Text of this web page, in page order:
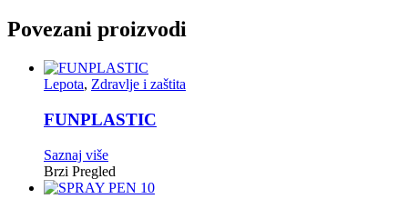
Povezani proizvodi
Lepota, Zdravlje i zaštita
FUNPLASTIC
Saznaj više
Brzi Pregled